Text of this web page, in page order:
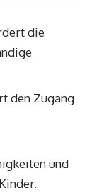
die
den Zugang
und